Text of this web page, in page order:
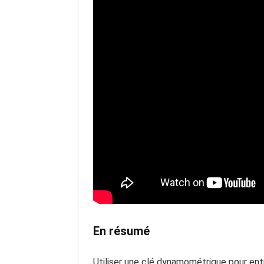
En résumé
Utiliser une clé dynamométrique pour